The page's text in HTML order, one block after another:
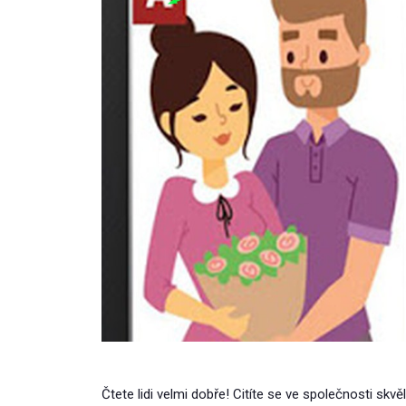
Čtete lidi velmi dobře! Citíte se ve společnosti